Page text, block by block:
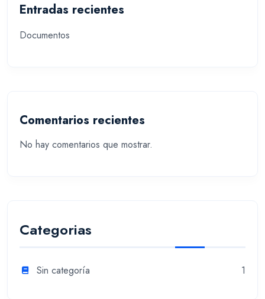
Entradas recientes
Documentos
Comentarios recientes
No hay comentarios que mostrar.
Categorias
Sin categoría 1